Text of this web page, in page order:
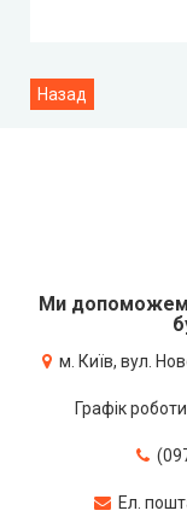
Ми допоможемо
м. Київ, вул.
Графік
Ел.